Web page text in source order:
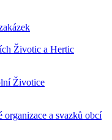
Životic a Hertic
Životice
organizace a svazků obcí